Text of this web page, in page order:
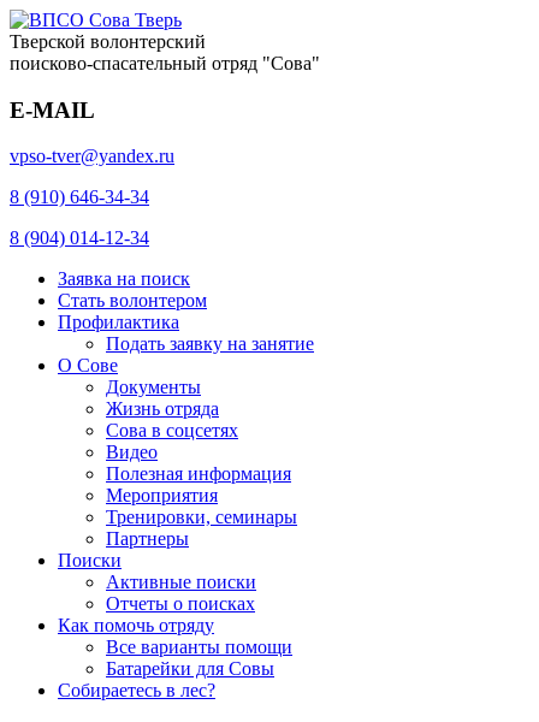
Тверской волонтерский
поисково-спасательный отряд "Сова"
E-MAIL
vpso-tver@yandex.ru
8 (910) 646-34-34
8 (904) 014-12-34
Заявка на поиск
Стать волонтером
Профилактика
Подать заявку на занятие
О Сове
Документы
Жизнь отряда
Сова в соцсетях
Видео
Полезная информация
Мероприятия
Тренировки, семинары
Партнеры
Поиски
Активные поиски
Отчеты о поисках
Как помочь отряду
Все варианты помощи
Батарейки для Совы
Собираетесь в лес?